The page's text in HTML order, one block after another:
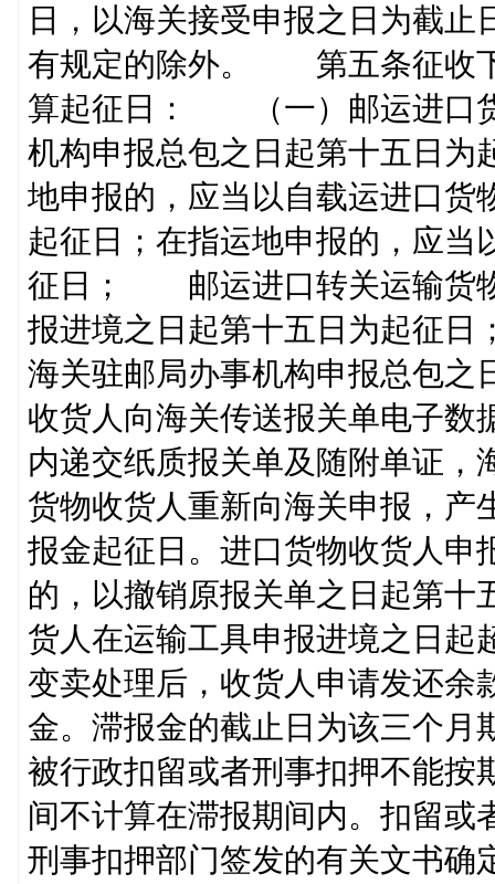
日，以海关接受申报之日为截
有规定的除外。 第五条征收下
算起征日： （一）邮运进口货
机构申报总包之日起第十五日
地申报的，应当以自载运进口货
起征日；在指运地申报的，应当
征日； 邮运进口转关运输货物
报进境之日起第十五日为起征日
海关驻邮局办事机构申报总包之
收货人向海关传送报关单电子数
内递交纸质报关单及随附单证，
货物收货人重新向海关申报，产
报金起征日。进口货物收货人申
的，以撤销原报关单之日起第
货人在运输工具申报进境之日起
变卖处理后，收货人申请发还余
金。滞报金的截止日为该三个
被行政扣留或者刑事扣押不能按
间不计算在滞报期间内。扣留或
刑事扣押部门签发的有关文书